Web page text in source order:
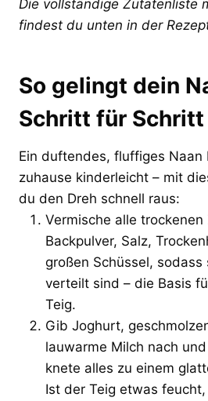
Die vollständige Zutatenliste
findest du unten in der
So gelingt dein
Schritt für Schritt
Ein duftendes, fluffiges Naan
zuhause kinderleicht – mit
du den Dreh schnell raus:
Vermische alle
Backpulver, Salz,
großen Schüssel, sodass
verteilt sind – die Basis
Teig.
Gib Joghurt,
lauwarme Milch nach
knete alles zu einem
Ist der Teig etwas